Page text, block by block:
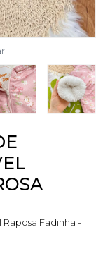
Fadinha -